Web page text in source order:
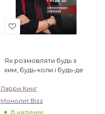
Як розмовляти будь з
ким, будь-коли і будь-де
Ларри Кинг
Монолит Bizz
В наличии